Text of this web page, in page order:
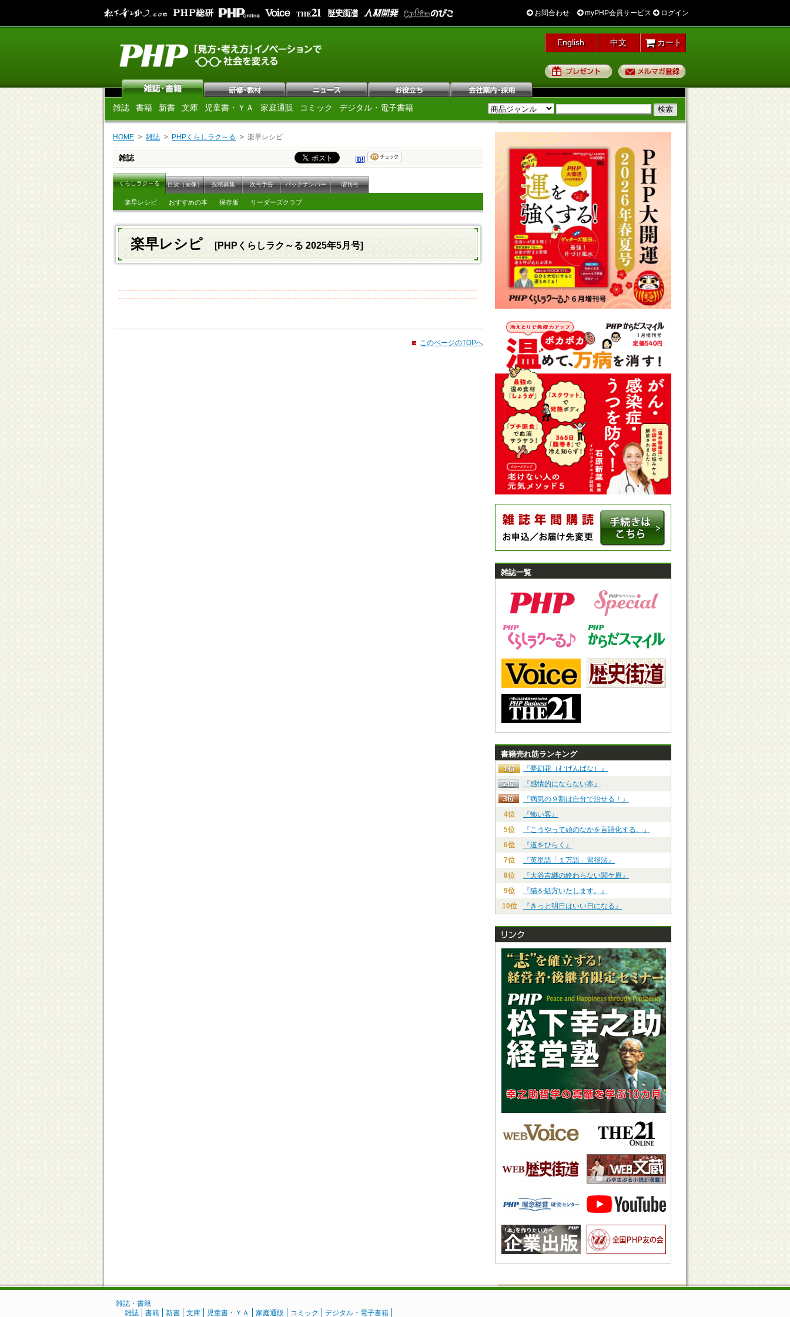
お問合わせ myPHP会員サービス ログイン
English 中文 カート
プレゼント
雑誌 書籍 新書 文庫 児童書・ＹＡ 家庭通販 コミック デジタル・電子書籍
HOME 雑誌 PHPくらしラク～る 楽早レシピ
雑誌
くらしラク～る 目次（画像） 投稿募集 次号予告 バックナンバー 増刊号
楽早レシピ おすすめの本 保存版 リーダーズクラブ
楽早レシピ [PHPくらしラク～る 2025年5月号]
このページのTOPへ
雑誌一覧
書籍売れ筋ランキング
『夢幻花（むげんばな）』
『感情的にならない本』
『病気の９割は自分で治せる！』
4位
『怖い客』
5位
『こうやって頭のなかを言語化する。』
6位
『道をひらく』
7位
『英単語「１万語」習得法』
8位
『大谷吉継の終わらない関ケ原』
9位
『猫を処方いたします。』
10位
『きっと明日はいい日になる』
雑誌・書籍
雑誌
書籍 新書 文庫 児童書・ＹＡ 家庭通販 コミック デジタル・電子書籍